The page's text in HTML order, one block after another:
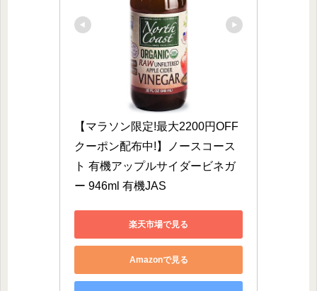
【マラソン限定!最大2200円OFF
クーポン配布中!】ノースコース
ト 有機アップルサイダービネガ
ー 946ml 有機JAS
楽天市場で見る
Amazonで見る